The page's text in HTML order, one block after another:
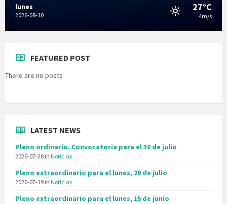
lunes
2026-08-10
27°C
4m/s
FEATURED POST
There are no posts
LATEST NEWS
Pleno ordinario. Convocatoria para el 30 de julio
2026-07-28 in Noticias
Pleno extraordinario para el lunes, 20 de julio
2026-07-19 in Noticias
Pleno extraordinario para el lunes, 15 de junio